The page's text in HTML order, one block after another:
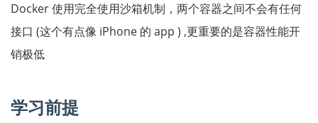
Docker 使用完全使用沙箱机制，两个容器之间不会有任何
接口 (这个有点像 iPhone 的 app ) ,更重要的是容器性能开
销极低
学习前提